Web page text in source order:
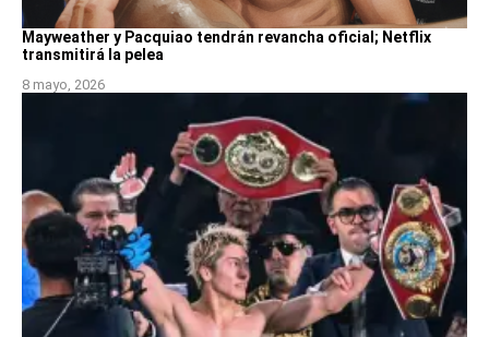
Mayweather y Pacquiao tendrán revancha oficial; Netflix
transmitirá la pelea
8 mayo, 2026